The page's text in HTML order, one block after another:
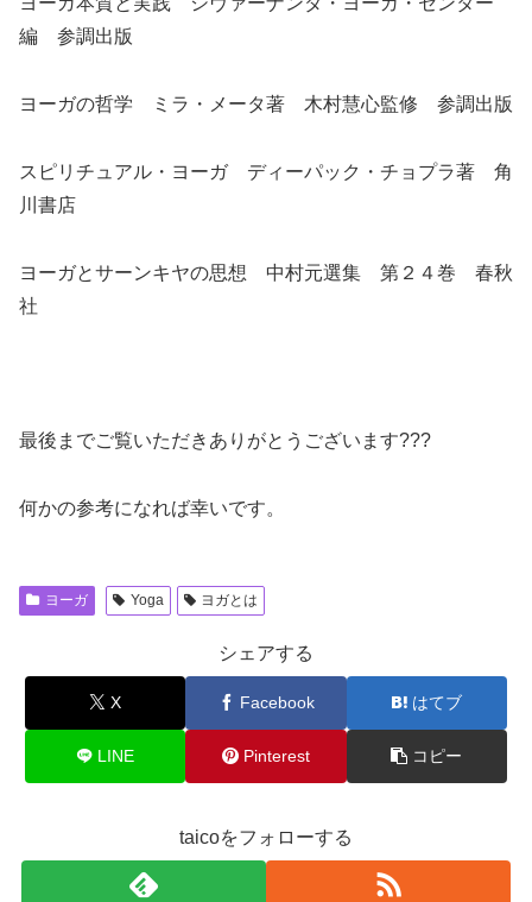
編 参調出版
ヨーガの哲学 ミラ・メータ著 木村慧心監修 参調出版
スピリチュアル・ヨーガ ディーパック・チョプラ著 角
川書店
ヨーガとサーンキヤの思想 中村元選集 第２４巻 春秋
社
最後までご覧いただきありがとうございます???
何かの参考になれば幸いです。
ヨーガ Yoga ヨガとは
シェアする
X Facebook はてブ
LINE Pinterest コピー
taicoをフォローする